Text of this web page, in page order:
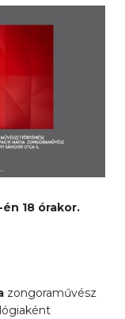
18 órakor.
zongoraművész